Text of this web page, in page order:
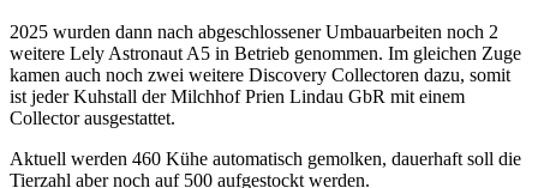
2025 wurden dann nach abgeschlossener Umbauarbeiten noch 2
weitere Lely Astronaut A5 in Betrieb genommen. Im gleichen Zuge
kamen auch noch zwei weitere Discovery Collectoren dazu, somit
ist jeder Kuhstall der Milchhof Prien Lindau GbR mit einem
Collector ausgestattet.
Aktuell werden 460 Kühe automatisch gemolken, dauerhaft soll die
Tierzahl aber noch auf 500 aufgestockt werden.